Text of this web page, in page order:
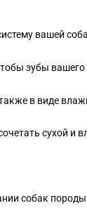
вашей
зубы
в виде
сухой и
собак